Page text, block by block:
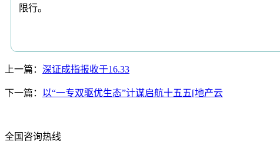
限行。
上一篇： 深证成指报收于16.33
下一篇： 以“一专双驱优生态”计谋启航十五五[地产云
全国咨询热线